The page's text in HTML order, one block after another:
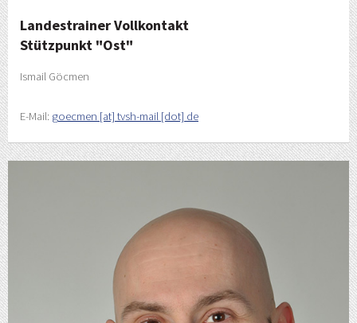
Landestrainer Vollkontakt
Stützpunkt "Ost"
Ismail Göcmen
E-Mail: goecmen [at] tvsh-mail [dot] de